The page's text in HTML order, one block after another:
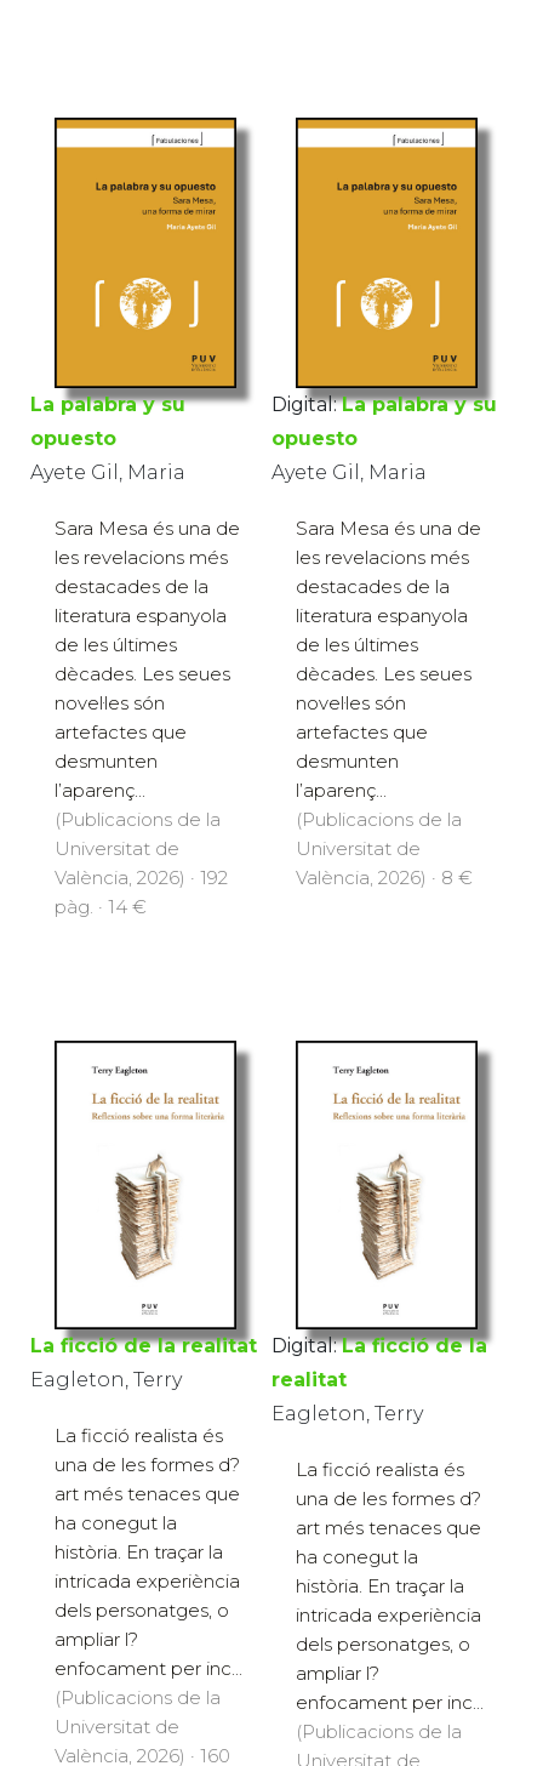
La palabra y su
opuesto
Ayete Gil, Maria
Sara Mesa és una de
les revelacions més
destacades de la
literatura espanyola
de les últimes
dècades. Les seues
novel·les són
artefactes que
desmunten
l’aparenç...
(Publicacions de la
Universitat de
València, 2026) · 192
pàg. · 14 €
Digital: La palabra y su
opuesto
Ayete Gil, Maria
Sara Mesa és una de
les revelacions més
destacades de la
literatura espanyola
de les últimes
dècades. Les seues
novel·les són
artefactes que
desmunten
l’aparenç...
(Publicacions de la
Universitat de
València, 2026) · 8 €
La ficció de la realitat
Eagleton, Terry
La ficció realista és
una de les formes d?
art més tenaces que
ha conegut la
història. En traçar la
intricada experiència
dels personatges, o
ampliar l?
enfocament per inc...
(Publicacions de la
Universitat de
València, 2026) · 160
Digital: La ficció de la
realitat
Eagleton, Terry
La ficció realista és
una de les formes d?
art més tenaces que
ha conegut la
història. En traçar la
intricada experiència
dels personatges, o
ampliar l?
enfocament per inc...
(Publicacions de la
Universitat de